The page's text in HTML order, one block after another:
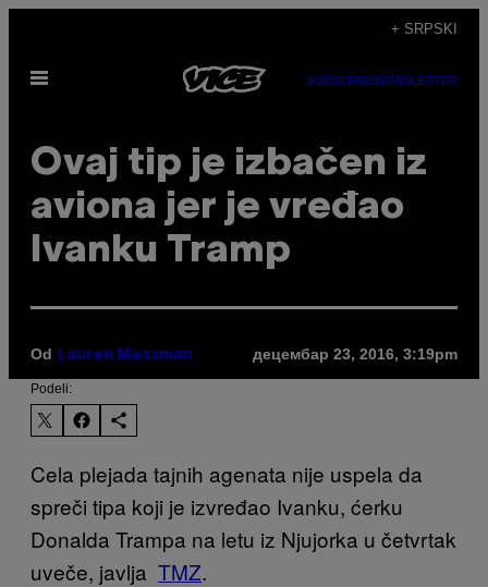
садржај
+ SRPSKI
Otvori
SUBSCRIBENEWSLETTER
Ovaj tip je izbačen iz
aviona jer je vređao
Ivanku Tramp
Od Lauren Messman децембар 23, 2016, 3:19pm
Podeli:
Cela plejada tajnih agenata nije uspela da
spreči tipa koji je izvređao Ivanku, ćerku
Donalda Trampa na letu iz Njujorka u četvrtak
uveče, javlja TMZ.